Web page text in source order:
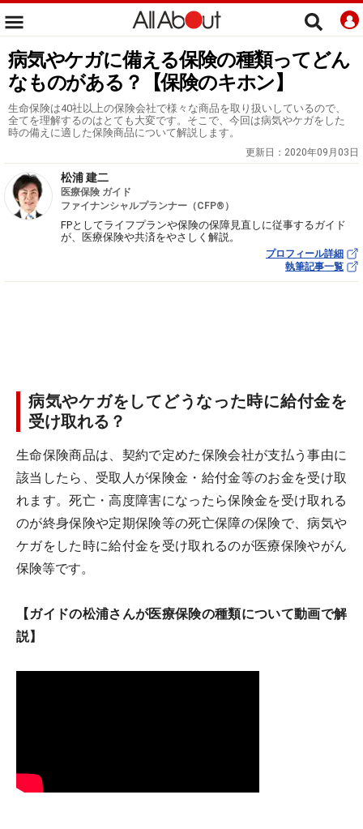
病気やケガに備える保険の種類ってどん
なものがある？【保険のキホン】
生命保険は40社以上の保険会社で様々な商品を取り扱いしているので、
全てを理解するのはとても大変です。そこで、今回は病気やケガをした
時の備えに適した保険商品について解説します。
更新日： 2020年09月03日
松浦 建二
医療保険 ガイド
ファイナンシャルプランナー（CFP®）
FPとしてライフプランや保険の保障見直しに従事するガイド
が、医療保険や共済をやさしく解説。
プロフィール詳細
執筆記事一覧
病気やケガをしてどうなった時に給付金を
受け取れる？
生命保険商品は、契約で定めた保険会社が支払う事由に
該当したら、受取人が保険金・給付金等のお金を受け取
れます。死亡・高度障害になったら保険金を受け取れる
のが終身保険や定期保険等の死亡保障の保険で、病気や
ケガをした時に給付金を受け取れるのが医療保険やがん
保険等です。
【ガイドの松浦さんが医療保険の種類について動画で解
説】